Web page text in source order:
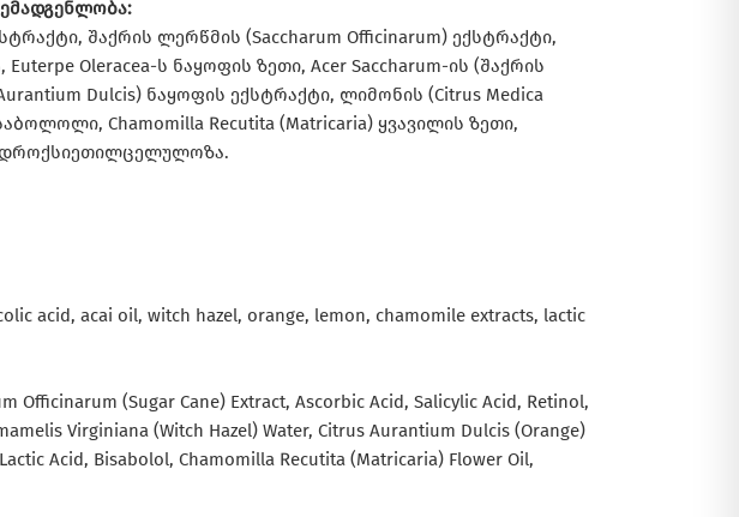
შაქრის ლერწმის (Saccharum Officinarum) ექსტრაქტი,
Oleracea-ს ნაყოფის ზეთი, Acer Saccharum-ის (შაქრის
Dulcis) ნაყოფის ექსტრაქტი, ლიმონის (Citrus Medica
Chamomilla Recutita (Matricaria) ყვავილის ზეთი,
acid, acai oil, witch hazel, orange, lemon, chamomile extracts, lactic
Officinarum (Sugar Cane) Extract, Ascorbic Acid, Salicylic Acid, Retinol,
Virginiana (Witch Hazel) Water, Citrus Aurantium Dulcis (Orange)
Acid, Bisabolol, Chamomilla Recutita (Matricaria) Flower Oil,